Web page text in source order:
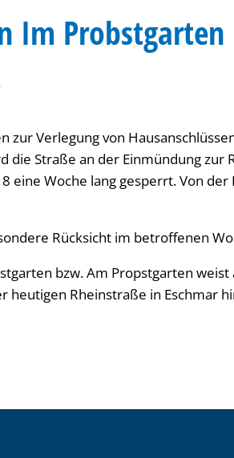
Im Probstgarten
zur Verlegung von
die Straße an der Einmündung
eine Woche lang gesperrt. Von
Rücksicht im betroffenen
bzw. Am Propstgarten weist
heutigen Rheinstraße in Eschmar